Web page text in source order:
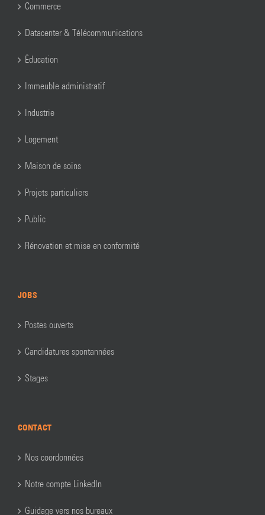
Commerce
Datacenter & Télécommunications
Éducation
Immeuble administratif
Industrie
Logement
Maison de soins
Projets particuliers
Public
Rénovation et mise en conformité
JOBS
Postes ouverts
Candidatures spontannées
Stages
CONTACT
Nos coordonnées
Notre compte LinkedIn
Guidage vers nos bureaux